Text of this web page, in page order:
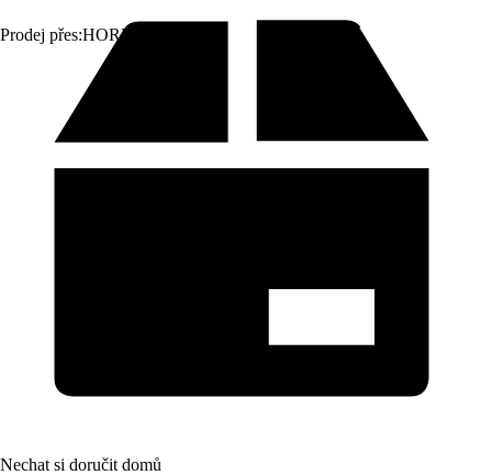
Prodej přes:HORNBACH
Nechat si doručit domů